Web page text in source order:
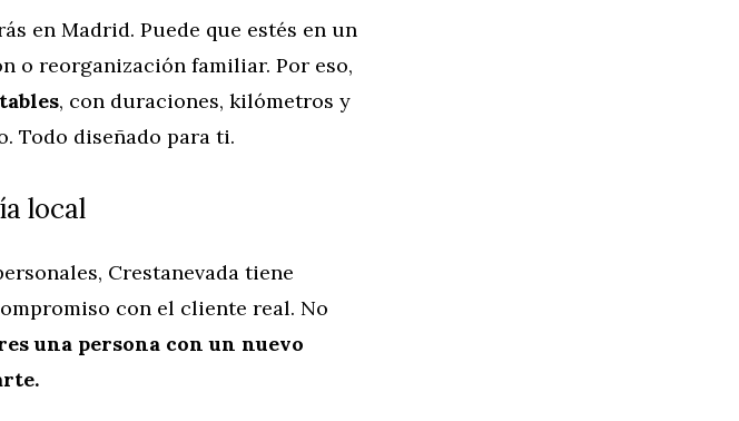
en Madrid. Puede que estés en un
o reorganización familiar. Por eso,
, con duraciones, kilómetros y
Todo diseñado para ti.
local
Crestanevada tiene
con el cliente real. No
una persona con un nuevo